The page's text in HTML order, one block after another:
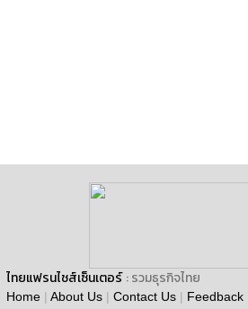
ไทยแฟรนไชส์เซ็นเตอร์ : รวมธุรกิจไทย
Home | About Us | Contact Us | Feedback